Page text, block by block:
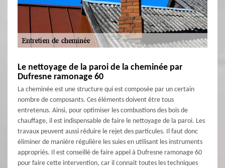
Le nettoyage de la paroi de la cheminée par
Dufresne ramonage 60
La cheminée est une structure qui est composée par un certain
nombre de composants. Ces éléments doivent être tous
entretenus. Ainsi, pour optimiser les combustions des bois de
chauffage, il est indispensable de faire le nettoyage de la paroi. Les
travaux peuvent aussi réduire le rejet des particules. Il faut donc
éliminer de manière régulière les suies en utilisant les instruments
appropriés. Il est conseillé de faire appel à Dufresne ramonage 60
pour faire cette intervention, car il connait toutes les techniques